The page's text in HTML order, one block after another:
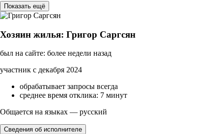
Показать ещё
Хозяин жилья: Григор Саргсян
был на сайте: более недели назад
участник с декабря 2024
обрабатывает запросы всегда
среднее время отклика: 7 минут
Общается на языках — русский
Сведения об исполнителе